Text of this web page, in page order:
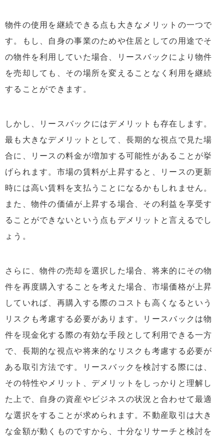
物件の使用を継続できる点も大きなメリットの一つで
す。もし、自身の事業のためや住居としての用途でそ
の物件を利用していた場合、リースバックにより物件
を売却しても、その場所を変えることなく利用を継続
することができます。
しかし、リースバックにはデメリットも存在します。
最も大きなデメリットとして、長期的な視点で見た場
合に、リースの料金が増加する可能性があることが挙
げられます。市場の賃料が上昇すると、リースの更新
時には高い賃料を支払うことになるかもしれません。
また、物件の価値が上昇する場合、その利益を享受す
ることができないという点もデメリットと言えるでし
ょう。
さらに、物件の売却を選択した場合、将来的にその物
件を再度購入することを考えた場合、市場価格が上昇
していれば、再購入する際のコストも高くなるという
リスクも考慮する必要があります。リースバックは物
件を現金化する際の有効な手段として利用できる一方
で、長期的な視点や将来的なリスクも考慮する必要が
ある取引方法です。リースバックを検討する際には、
その特性やメリット、デメリットをしっかりと理解し
た上で、自身の資産やビジネスの状況と合わせて最適
な選択をすることが求められます。不動産取引は大き
な金額が動くものですから、十分なリサーチと検討を